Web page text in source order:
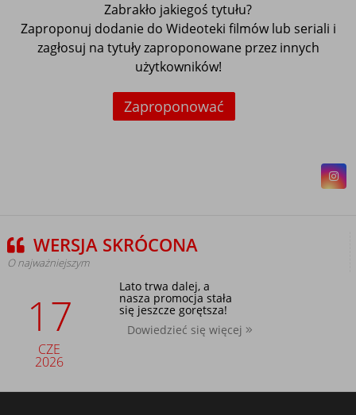
Zabrakło jakiegoś tytułu?
Zaproponuj dodanie do Wideoteki filmów lub seriali i
zagłosuj na tytuły zaproponowane przez innych
użytkowników!
Zaproponować
WERSJA SKRÓCONA
O najważniejszym
17
CZE
2026
Lato trwa dalej, a
nasza promocja stała
się jeszcze gorętsza!
Dowiedzieć się więcej